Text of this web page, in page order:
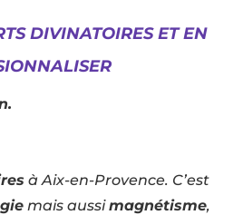
DIVINATOIRES ET EN
à Aix-en-Provence. C’est
mais aussimagnétisme,